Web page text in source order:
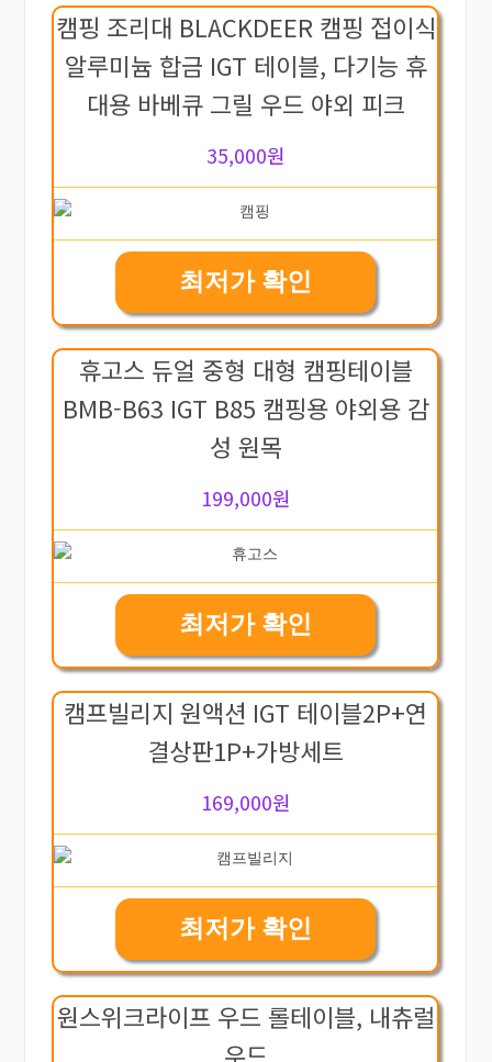
캠핑 조리대 BLACKDEER 캠핑 접이식
알루미늄 합금 IGT 테이블, 다기능 휴
대용 바베큐 그릴 우드 야외 피크
35,000원
최저가 확인
휴고스 듀얼 중형 대형 캠핑테이블
BMB-B63 IGT B85 캠핑용 야외용 감
성 원목
199,000원
최저가 확인
캠프빌리지 원액션 IGT 테이블2P+연
결상판1P+가방세트
169,000원
최저가 확인
원스위크라이프 우드 롤테이블, 내츄럴
우드